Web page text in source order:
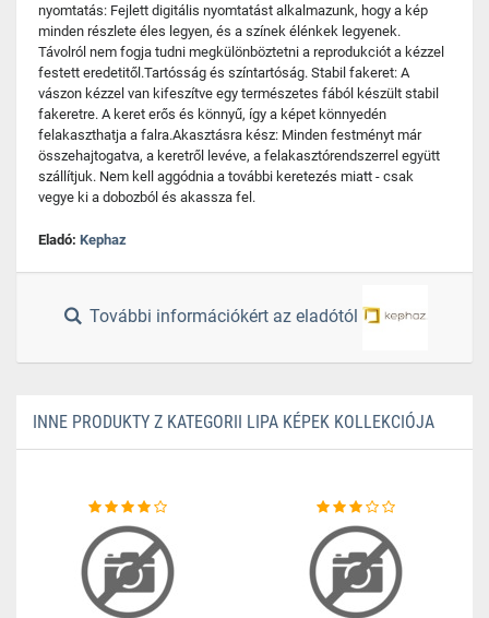
nyomtatás: Fejlett digitális nyomtatást alkalmazunk, hogy a kép
minden részlete éles legyen, és a színek élénkek legyenek.
Távolról nem fogja tudni megkülönböztetni a reprodukciót a kézzel
festett eredetitől.Tartósság és színtartóság. Stabil fakeret: A
vászon kézzel van kifeszítve egy természetes fából készült stabil
fakeretre. A keret erős és könnyű, így a képet könnyedén
felakaszthatja a falra.Akasztásra kész: Minden festményt már
összehajtogatva, a keretről levéve, a felakasztórendszerrel együtt
szállítjuk. Nem kell aggódnia a további keretezés miatt - csak
vegye ki a dobozból és akassza fel.
Eladó: Kephaz
További információkért az eladótól
INNE PRODUKTY Z KATEGORII LIPA KÉPEK KOLLEKCIÓJA